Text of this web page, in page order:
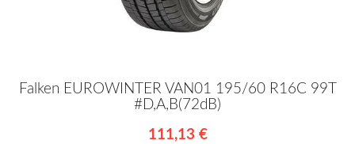
Falken EUROWINTER VAN01 195/60 R16C 99T
#D,A,B(72dB)
111,13 €